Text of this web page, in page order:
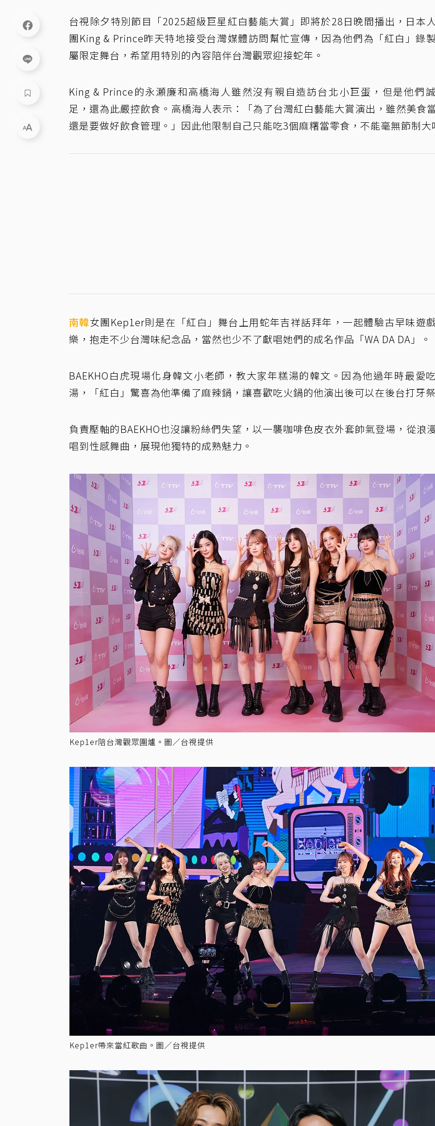
台視除夕特別節目「2025超級巨星紅白藝能大賞」即將於28日晚間播出，日本
團King & Prince昨天特地接受台灣媒體訪問幫忙宣傳，因為他們為「紅白」錄
屬限定舞台，希望用特別的內容陪伴台灣觀眾迎接蛇年。
King & Prince的永瀬廉和高橋海人雖然沒有親自造訪台北小巨蛋，但是他們
足，還為此嚴控飲食。高橋海人表示：「為了台灣紅白藝能大賞演出，雖然美食
還是要做好飲食管理。」因此他限制自己只能吃3個麻糬當零食，不能毫無節制大
南韓女團Kep1er則是在「紅白」舞台上用蛇年吉祥話拜年，一起體驗古早味遊
樂，抱走不少台灣味紀念品，當然也少不了獻唱她們的成名作品「WA DA DA」。
BAEKHO白虎現場化身韓文小老師，教大家年糕湯的韓文。因為他過年時最愛
湯，「紅白」驚喜為他準備了麻辣鍋，讓喜歡吃火鍋的他演出後可以在後台打牙祭
負責壓軸的BAEKHO也沒讓粉絲們失望，以一襲咖啡色皮衣外套帥氣登場，從浪
唱到性感舞曲，展現他獨特的成熟魅力。
Kep1er陪台灣觀眾圍爐。圖／台視提供
Kep1er帶來當紅歌曲。圖／台視提供